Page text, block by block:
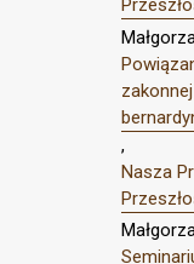
,
Nasza